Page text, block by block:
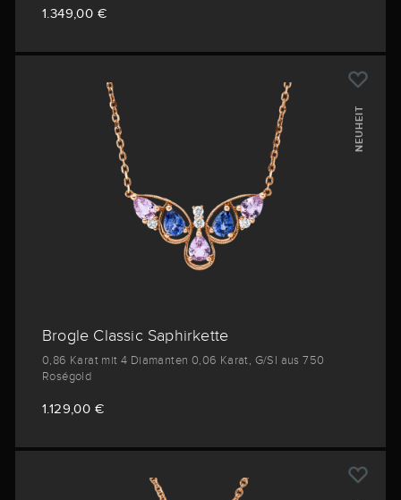
1.349,00 €
NEUHEIT
Brogle Classic Saphirkette
0,86 Karat mit 4 Diamanten 0,06 Karat, G/SI aus 750
Roségold
1.129,00 €